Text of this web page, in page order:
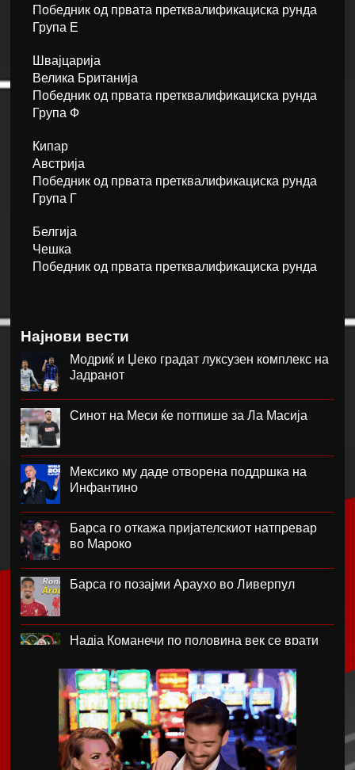
Победник од првата претквалификациска рунда
Група Е
Швајцарија
Велика Британија
Победник од првата претквалификациска рунда
Група Ф
Кипар
Австрија
Победник од првата претквалификациска рунда
Група Г
Белгија
Чешка
Победник од првата претквалификациска рунда
Најнови вести
Модриќ и Џеко градат луксузен комплекс на
Јадранот
Синот на Меси ќе потпише за Ла Масија
Мексико му даде отворена поддршка на
Инфантино
Барса го откажа пријателскиот натпревар
во Мароко
Барса го позајми Араухо во Ливерпул
Надја Команечи по половина век се врати
ФК Пелистер со заштитен бренд по 81
година постоење !
Артета: Мојот Арсенал учи од грешките